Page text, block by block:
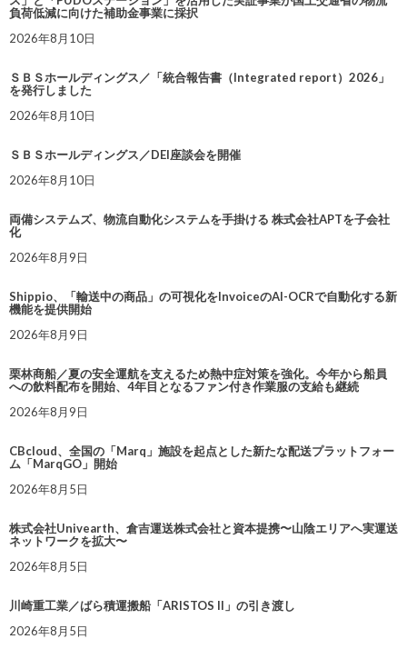
負荷低減に向けた補助金事業に採択
2026年8月10日
ＳＢＳホールディングス／「統合報告書（Integrated report）2026」
を発行しました
2026年8月10日
ＳＢＳホールディングス／DEI座談会を開催
2026年8月10日
両備システムズ、物流自動化システムを手掛ける 株式会社APTを子会社
化
2026年8月9日
Shippio、「輸送中の商品」の可視化をInvoiceのAI-OCRで自動化する新
機能を提供開始
2026年8月9日
栗林商船／夏の安全運航を支えるため熱中症対策を強化。今年から船員
への飲料配布を開始、4年目となるファン付き作業服の支給も継続
2026年8月9日
CBcloud、全国の「Marq」施設を起点とした新たな配送プラットフォー
ム「MarqGO」開始
2026年8月5日
株式会社Univearth、倉吉運送株式会社と資本提携〜山陰エリアへ実運送
ネットワークを拡大〜
2026年8月5日
川崎重工業／ばら積運搬船「ARISTOS II」の引き渡し
2026年8月5日